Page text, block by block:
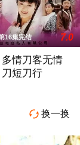
阴错阳差的到
16集完结 7.0
多情刀客无情
刀短刀行
 换一换